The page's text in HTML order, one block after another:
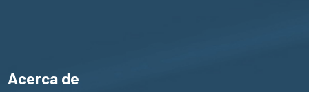
Acerca de